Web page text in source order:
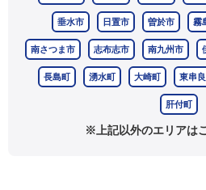
垂水市 日置市 曽於市 霧
南さつま市 志布志市 南九州市
長島町 湧水町 大崎町 東串
肝付町
※上記以外のエリアは